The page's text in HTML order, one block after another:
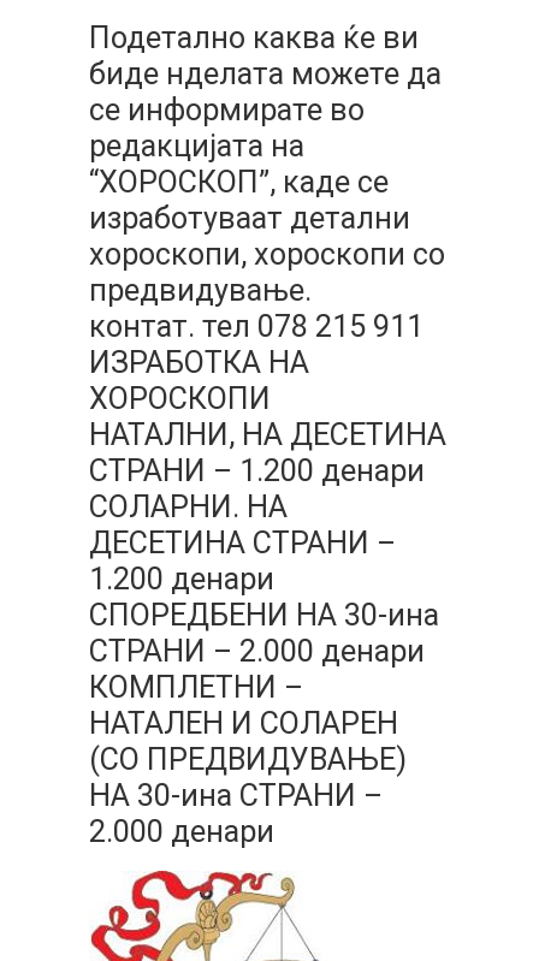
Подетално каква ќе ви
биде нделата можете да
се информирате во
редакцијата на
“ХОРОСКОП”, каде се
изработуваат детални
хороскопи, хороскопи со
предвидување.
контат. тел 078 215 911
ИЗРАБОТКА НА
ХОРОСКОПИ
НАТАЛНИ, НА ДЕСЕТИНА
СТРАНИ – 1.200 денари
СОЛАРНИ. НА
ДЕСЕТИНА СТРАНИ –
1.200 денари
СПОРЕДБЕНИ НА 30-ина
СТРАНИ – 2.000 денари
КОМПЛЕТНИ –
НАТАЛЕН И СОЛАРЕН
(СО ПРЕДВИДУВАЊЕ)
НА 30-ина СТРАНИ –
2.000 денари